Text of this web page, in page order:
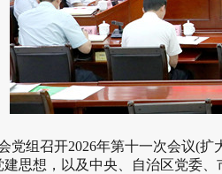
党组召开2026年第十一次会议(
思想，以及中央、自治区党委